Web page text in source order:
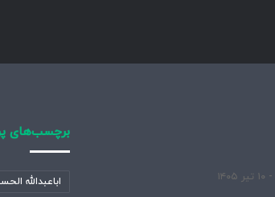
۱۰ تیر ۱۴۰۵
برچسب‌های
اباعبدالله